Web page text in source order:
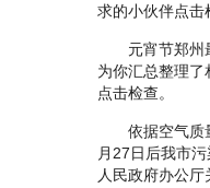
求的小伙伴点击
元宵节郑州
为你汇总整理
点击检查。
依据空气质量
月27日后我市
人民政府办公